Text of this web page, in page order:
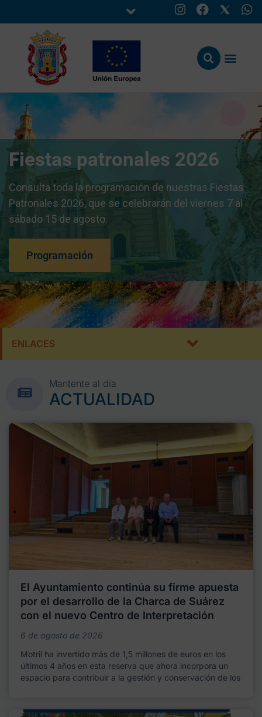
Fiestas patronales 2026
Consulta toda la programación de nuestras Fiestas
Patronales 2026, que se celebrarán del viernes 7 al
sábado 15 de agosto.
Programación
ENLACES
Mantente al día
ACTUALIDAD
El Ayuntamiento continúa su firme apuesta
por el desarrollo de la Charca de Suárez
con el nuevo Centro de Interpretación
6 de agosto de 2026
Motril ha invertido más de 1,5 millones de euros en los
últimos 4 años en esta reserva que ahora incorpora un
espacio para contribuir a la gestión y conservación de los